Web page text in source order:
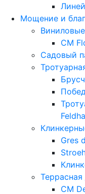
Мощение и
CM
Садовый
Gres
Террасная
CM